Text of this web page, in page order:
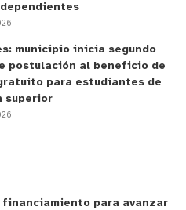
municipio inicia segundo
postulación al beneficio de
para estudiantes de
superior
financiamiento para avanzar